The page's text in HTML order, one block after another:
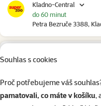
Souhlas s cookies
Proč potřebujeme váš
pamatovali, co máte v košíku,
Kladno-Central
Petra Bezruče 3388,
do 60 minut
do 60 minut
Kolín